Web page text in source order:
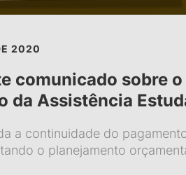
2020
comunicado sobre o
da Assistência
a continuidade do
o planejamento